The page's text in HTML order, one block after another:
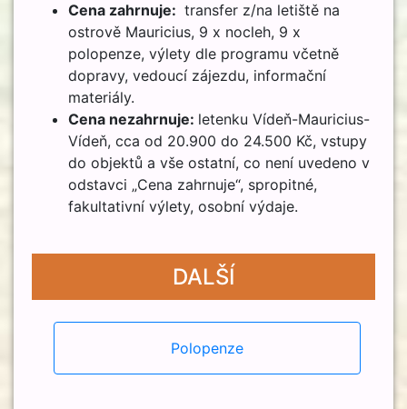
Cena zahrnuje: transfer z/na letiště na
ostrově Mauricius, 9 x nocleh, 9 x
polopenze, výlety dle programu včetně
dopravy, vedoucí zájezdu, informační
materiály.
Cena nezahrnuje: letenku Vídeň-Mauricius-
Vídeň, cca od 20.900 do 24.500 Kč, vstupy
do objektů a vše ostatní, co není uvedeno v
odstavci „Cena zahrnuje“, spropitné,
fakultativní výlety, osobní výdaje.
DALŠÍ
Polopenze